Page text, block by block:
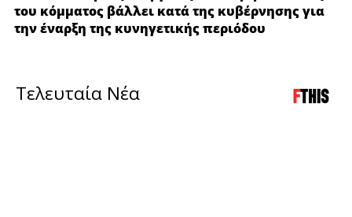
του κόμματος βάλλει κατά της κυβέρνησης για
την έναρξη της κυνηγετικής περιόδου
Τελευταία Νέα